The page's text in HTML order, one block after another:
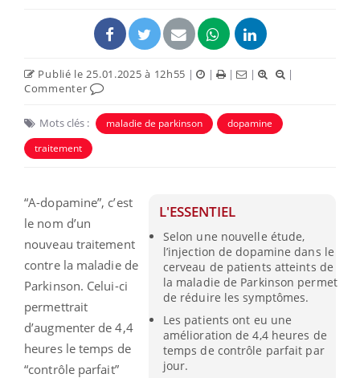
Publié le 25.01.2025 à 12h55 | | | |
|
Commenter
Mots clés : maladie de parkinson
dopamine
traitement
L'ESSENTIEL
Selon une nouvelle étude,
l’injection de dopamine dans le
cerveau de patients atteints de
la maladie de Parkinson permet
de réduire les symptômes.
Les patients ont eu une
amélioration de 4,4 heures de
temps de contrôle parfait par
jour.
“A-dopamine”, c’est
le nom d’un
nouveau traitement
contre la maladie de
Parkinson. Celui-ci
permettrait
d’augmenter de 4,4
heures le temps de
“contrôle parfait”